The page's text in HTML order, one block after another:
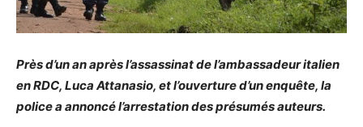
Près d’un an après l’assassinat de l’ambassadeur italien
en RDC, Luca Attanasio, et l’ouverture d’un enquête, la
police a annoncé l’arrestation des présumés auteurs.